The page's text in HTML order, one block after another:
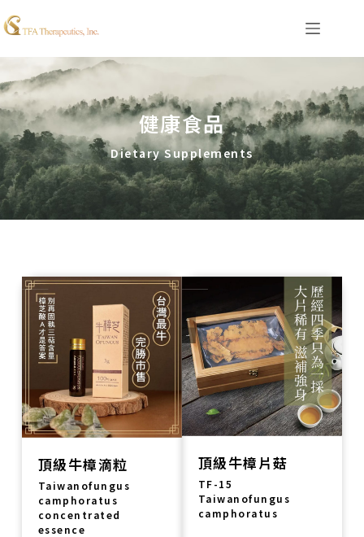
健康食品
Dietary Supplements
頂級牛樟滴粒
Taiwanofungus
camphoratus
concentrated
essence
頂級牛樟片菇
TF-15
Taiwanofungus
camphoratus